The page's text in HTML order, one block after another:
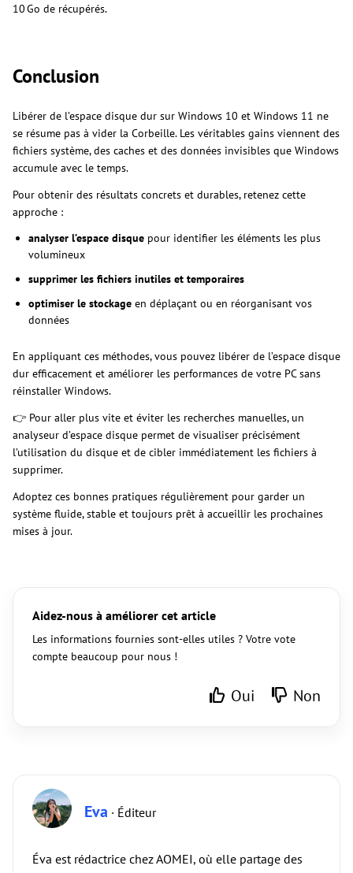
10 Go de récupérés.
Conclusion
Libérer de l’espace disque dur sur Windows 10 et Windows 11 ne
se résume pas à vider la Corbeille. Les véritables gains viennent des
fichiers système, des caches et des données invisibles que Windows
accumule avec le temps.
Pour obtenir des résultats concrets et durables, retenez cette
approche :
analyser l’espace disque pour identifier les éléments les plus
volumineux
supprimer les fichiers inutiles et temporaires
optimiser le stockage en déplaçant ou en réorganisant vos
données
En appliquant ces méthodes, vous pouvez libérer de l’espace disque
dur efficacement et améliorer les performances de votre PC sans
réinstaller Windows.
👉 Pour aller plus vite et éviter les recherches manuelles, un
analyseur d’espace disque permet de visualiser précisément
l’utilisation du disque et de cibler immédiatement les fichiers à
supprimer.
Adoptez ces bonnes pratiques régulièrement pour garder un
système fluide, stable et toujours prêt à accueillir les prochaines
mises à jour.
Aidez-nous à améliorer cet article
Les informations fournies sont-elles utiles ? Votre vote
compte beaucoup pour nous !
Oui Non
Eva · Éditeur
Éva est rédactrice chez AOMEI, où elle partage des